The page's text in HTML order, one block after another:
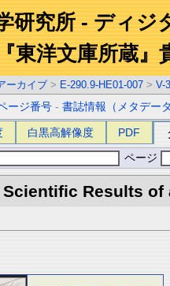
研究所 - ディジ
東洋文庫所蔵』
ーカイブ > E-290.9-HE01-007 > V-3
ージ番号 -書誌情報（メタデー
白黒高解像度 PDF
ページ
Scientific Results of